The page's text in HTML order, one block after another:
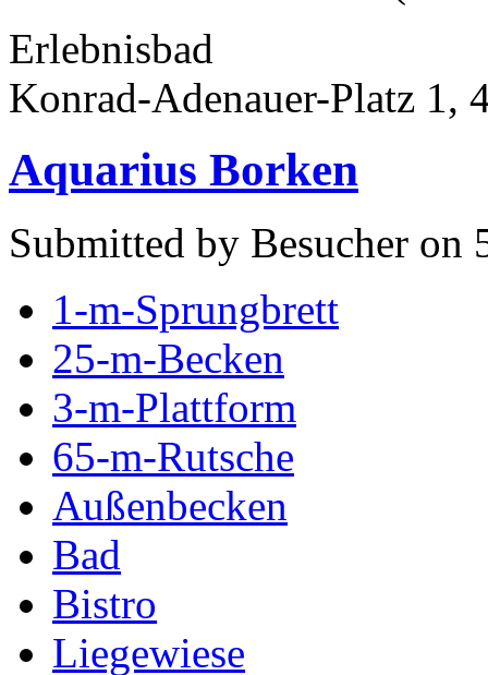
Erlebnisbad
Konrad-Adenauer-Platz 1,
Aquarius Borken
Submitted by Besucher on
1-m-Sprungbrett
25-m-Becken
3-m-Plattform
65-m-Rutsche
Außenbecken
Bad
Bistro
Liegewiese